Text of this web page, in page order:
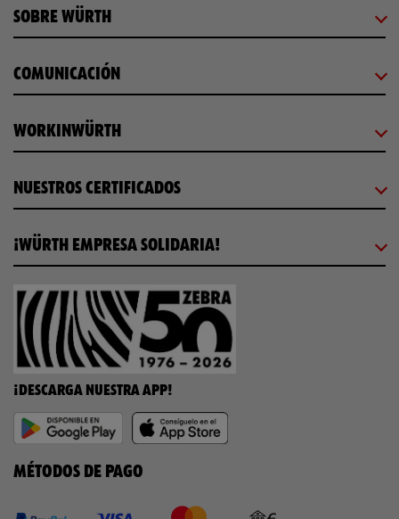
SOBRE WÜRTH
COMUNICACIÓN
WORKINWÜRTH
NUESTROS CERTIFICADOS
¡WÜRTH EMPRESA SOLIDARIA!
¡DESCARGA NUESTRA APP!
MÉTODOS DE PAGO